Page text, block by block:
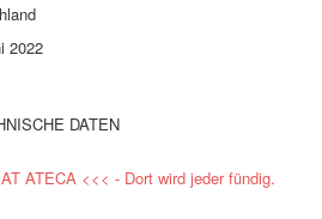
2022
DATEN
ATECA <<< - Dort wird jeder fündig.